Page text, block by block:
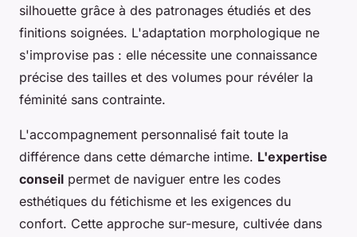
silhouette grâce à des patronages étudiés et des
finitions soignées. L'adaptation morphologique ne
s'improvise pas : elle nécessite une connaissance
précise des tailles et des volumes pour révéler la
féminité sans contrainte.
L'accompagnement personnalisé fait toute la
différence dans cette démarche intime. L'expertise
conseil permet de naviguer entre les codes
esthétiques du fétichisme et les exigences du
confort. Cette approche sur-mesure, cultivée dans